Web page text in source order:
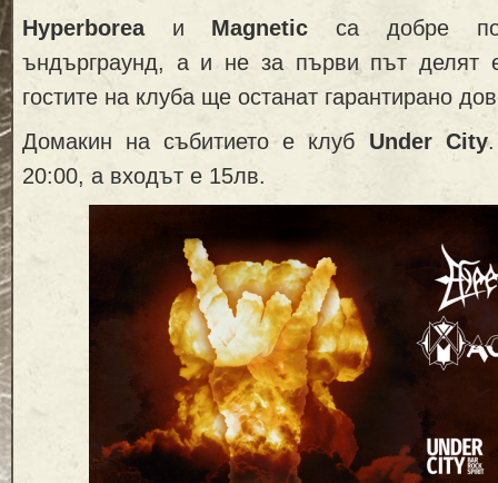
Hyperboreaи Magnetic са добре
ъндърграунд, а и не за първи път делят
гостите на клуба ще останат гарантирано
Домакин на събитието е клуб Under City
20:00, а входът е 15лв.